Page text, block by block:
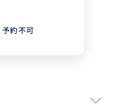
予約不可